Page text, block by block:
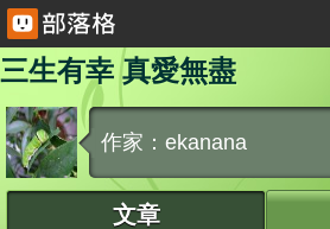
三生有幸 真愛無盡
作家：ekanana
文章